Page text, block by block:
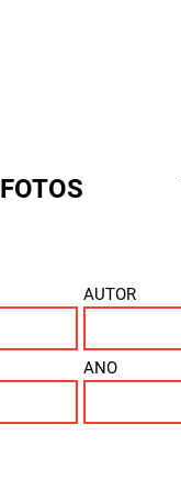
FOTOS
AUTOR
ANO